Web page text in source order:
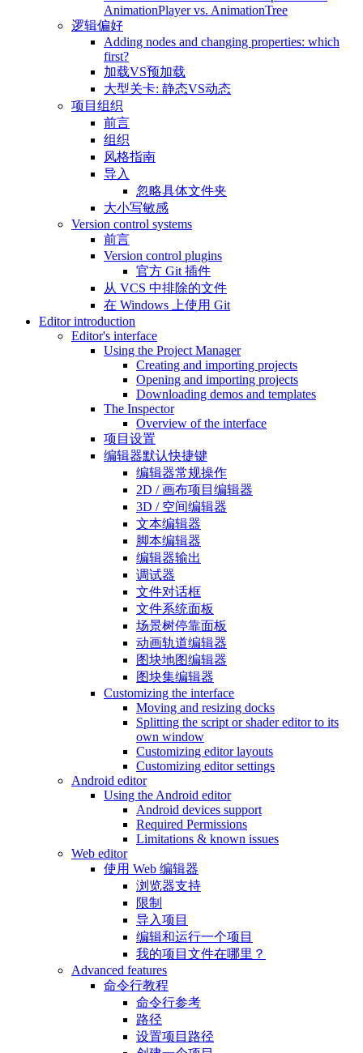
AnimationPlayer vs. AnimationTree
逻辑偏好
Adding nodes and changing properties: which
first?
加载VS预加载
大型关卡: 静态VS动态
项目组织
前言
组织
风格指南
导入
忽略具体文件夹
大小写敏感
Version control systems
前言
Version control plugins
官方 Git 插件
从 VCS 中排除的文件
在 Windows 上使用 Git
Editor introduction
Editor's interface
Using the Project Manager
Creating and importing projects
Opening and importing projects
Downloading demos and templates
The Inspector
Overview of the interface
项目设置
编辑器默认快捷键
编辑器常规操作
2D / 画布项目编辑器
3D / 空间编辑器
文本编辑器
脚本编辑器
编辑器输出
调试器
文件对话框
文件系统面板
场景树停靠面板
动画轨道编辑器
图块地图编辑器
图块集编辑器
Customizing the interface
Moving and resizing docks
Splitting the script or shader editor to its
own window
Customizing editor layouts
Customizing editor settings
Android editor
Using the Android editor
Android devices support
Required Permissions
Limitations & known issues
Web editor
使用 Web 编辑器
浏览器支持
限制
导入项目
编辑和运行一个项目
我的项目文件在哪里？
Advanced features
命令行教程
命令行参考
路径
设置项目路径